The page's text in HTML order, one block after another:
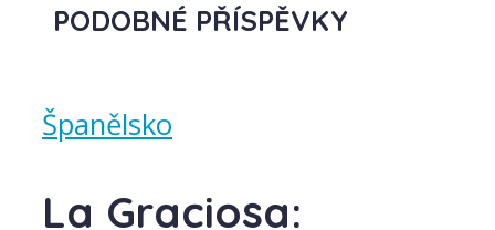
PODOBNÉ PŘÍSPĚVKY
Španělsko
La Graciosa: